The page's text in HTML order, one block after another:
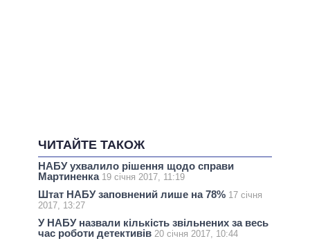
ЧИТАЙТЕ ТАКОЖ
НАБУ ухвалило рішення щодо справи
Мартиненка 19 січня 2017, 11:19
Штат НАБУ заповнений лише на 78% 17 січня
2017, 13:27
У НАБУ назвали кількість звільнених за весь
час роботи детективів 20 січня 2017, 10:44